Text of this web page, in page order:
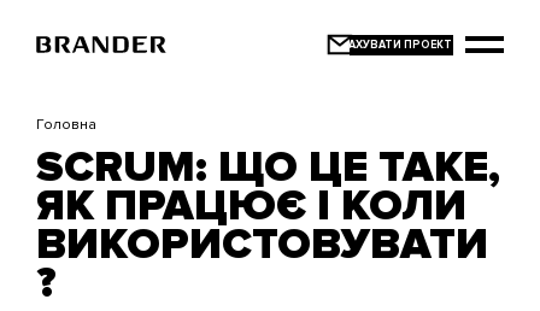
основного
Головна
SCRUM: ЩО ЦЕ ТАКЕ,
ЯК ПРАЦЮЄ І КОЛИ
ВИКОРИСТОВУВАТИ
?